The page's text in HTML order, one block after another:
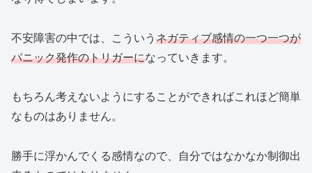
不安障害の中では、こういう ネガティブ感情の一つ一つが
パニック発作のトリガーになっていきます。
もちろん考えないようにすることができればこれほど簡単
なものはありません。
勝手に浮かんでくる感情なので、自分ではなかなか制御出